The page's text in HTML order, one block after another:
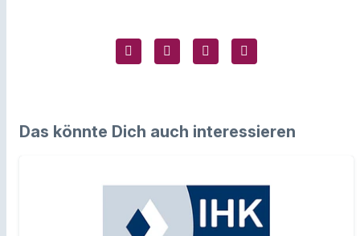
Das könnte Dich auch interessieren